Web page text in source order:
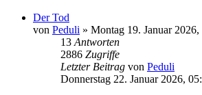
Der Tod
von Peduli » Montag 19. Januar 2026,
13 Antworten
2886 Zugriffe
Letzter Beitrag von Peduli
Donnerstag 22. Januar 2026,